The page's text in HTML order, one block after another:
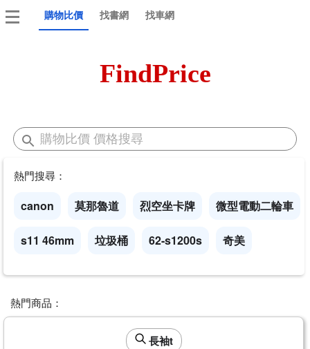
購物比價 找書網 找車網
FindPrice
熱門搜尋：
canon 莫那魯道 烈空坐卡牌 微型電動二輪車
s11 46mm 垃圾桶 62-s1200s 奇美
熱門商品：
長袖t